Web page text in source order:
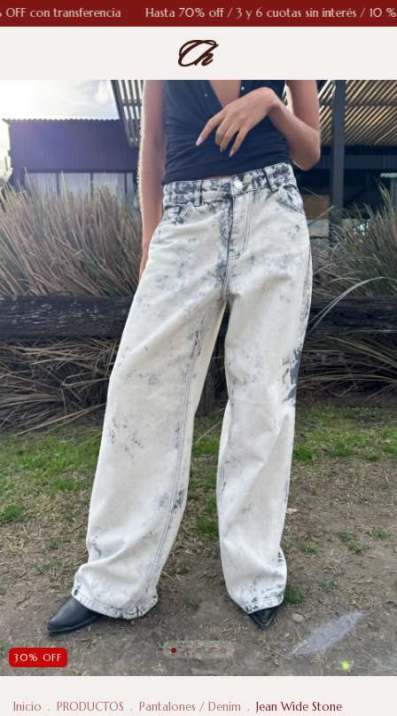
transferencia Hasta 70% off / 3 y 6 cuotas sin interés / 10 %
30% OFF
Inicio . PRODUCTOS . Pantalones / Denim . Jean Wide Stone